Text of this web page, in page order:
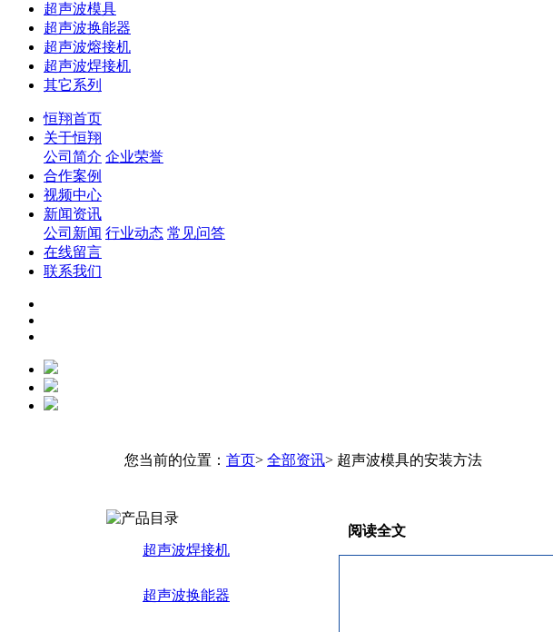
超声波模具
超声波换能器
超声波熔接机
超声波焊接机
其它系列
恒翔首页
关于恒翔
公司简介 企业荣誉
合作案例
视频中心
新闻资讯
公司新闻 行业动态 常见问答
在线留言
联系我们
您当前的位置： 首页> 全部资讯> 超声波模具的安装方法
超声波焊接机
超声波换能器
阅读全文